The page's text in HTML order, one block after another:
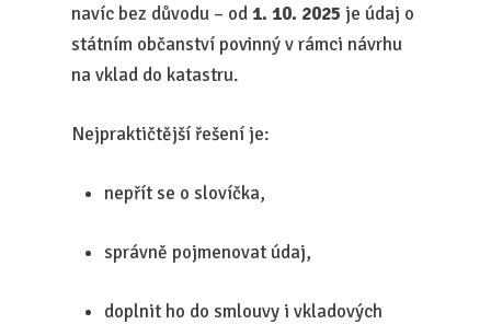
navíc bez důvodu – od 1. 10. 2025 je údaj o
státním občanství povinný v rámci návrhu
na vklad do katastru.
Nejpraktičtější řešení je:
nepřít se o slovíčka,
správně pojmenovat údaj,
doplnit ho do smlouvy i vkladových